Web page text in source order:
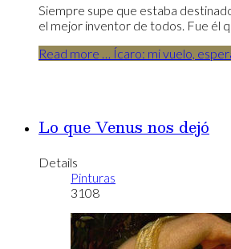
Siempre supe que estaba
el mejor inventor de todos. Fue él
Read more … Ícaro: mi vuelo,
Lo que Venus nos dejó
Details
Pinturas
3108